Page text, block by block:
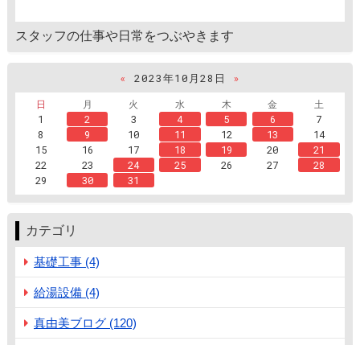
スタッフの仕事や日常をつぶやきます
« 2023年10月28日
»
日
月 火 水 木 金
土
1
2 3 4 5 6
7
8
9 10 11 12 13
14
15
16 17 18 19 20
21
22
23 24 25 26 27
28
29
30 31
カテゴリ
基礎工事 (4)
給湯設備 (4)
真由美ブログ (120)